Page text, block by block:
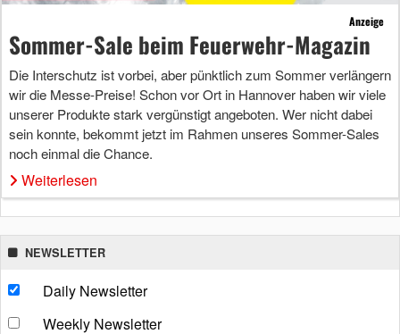
Anzeige
Sommer-Sale beim Feuerwehr-Magazin
Die Interschutz ist vorbei, aber pünktlich zum Sommer verlängern
wir die Messe-Preise! Schon vor Ort in Hannover haben wir viele
unserer Produkte stark vergünstigt angeboten. Wer nicht dabei
sein konnte, bekommt jetzt im Rahmen unseres Sommer-Sales
noch einmal die Chance.
Weiterlesen
NEWSLETTER
Daily Newsletter
Weekly Newsletter